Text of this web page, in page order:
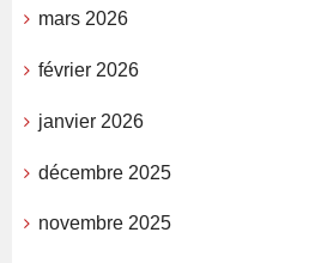
mars 2026
février 2026
janvier 2026
décembre 2025
novembre 2025